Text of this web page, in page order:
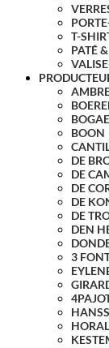
T-
PATÉ
BOON
DE
DE
DE
DE
DE
DEN
3